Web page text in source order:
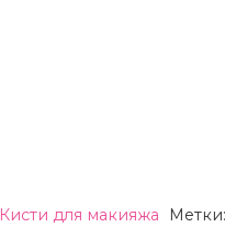
Кисти для макияжа Метки: